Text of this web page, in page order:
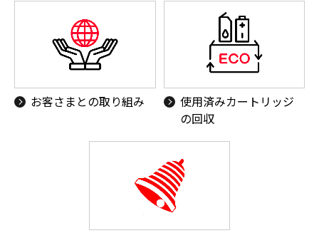
お客さまとの取り組み
使用済みカートリッジ
の回収